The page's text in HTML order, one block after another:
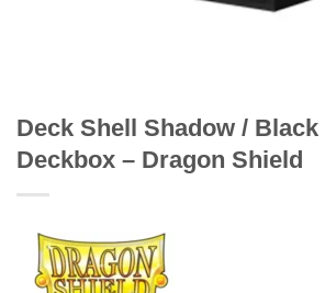
Deck Shell Shadow / Black
Deckbox – Dragon Shield